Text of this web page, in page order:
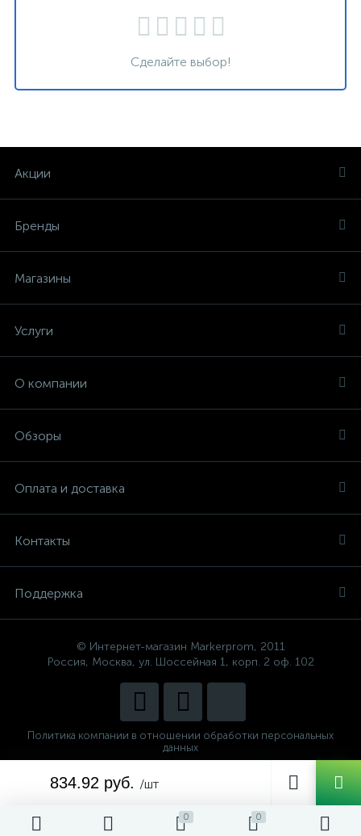
0 0
834.92 руб. /шт
Сделайте выбор!
Акции
Бренды
Магазины
Услуги
О компании
Обзоры
Оплата и доставка
Контакты
Поддержка
© Интернет-магазин Markerprom, 2011
Россия, Москва, ул. Шоссейная 1, корп. 2 оф. 102
Политика компании в отношении обработки персональных
данных
CenterStudio